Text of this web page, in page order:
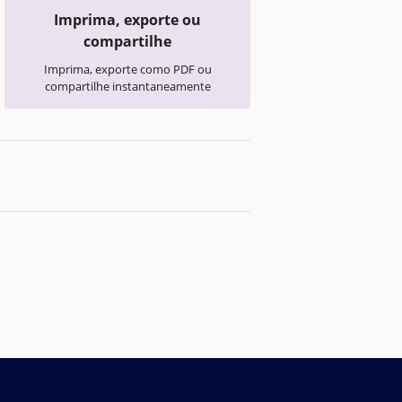
Imprima, exporte ou
compartilhe
Imprima, exporte como PDF ou
compartilhe instantaneamente